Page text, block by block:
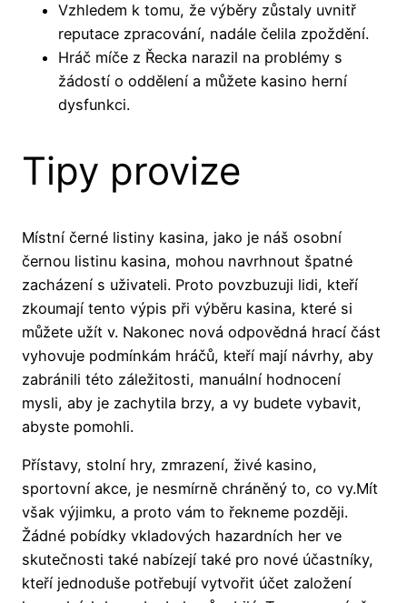
Vzhledem k tomu, že výběry zůstaly uvnitř
reputace zpracování, nadále čelila zpoždění.
Hráč míče z Řecka narazil na problémy s
žádostí o oddělení a můžete kasino herní
dysfunkci.
Tipy provize
Místní černé listiny kasina, jako je náš osobní
černou listinu kasina, mohou navrhnout špatné
zacházení s uživateli. Proto povzbuzuji lidi, kteří
zkoumají tento výpis při výběru kasina, které si
můžete užít v. Nakonec nová odpovědná hrací část
vyhovuje podmínkám hráčů, kteří mají návrhy, aby
zabránili této záležitosti, manuální hodnocení
mysli, aby je zachytila ​​brzy, a vy budete vybavit,
abyste pomohli.
Přístavy, stolní hry, zmrazení, živé kasino,
sportovní akce, je nesmírně chráněný to, co vy.Mít
však výjimku, a proto vám to řekneme později.
Žádné pobídky vkladových hazardních her ve
skutečnosti také nabízejí také pro nové účastníky,
kteří jednoduše potřebují vytvořit účet založení